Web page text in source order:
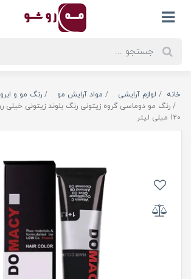
خانه لوازم آرایشی مواد آرایش مو
رنگ مو و ابرو
120 میلی لیتر